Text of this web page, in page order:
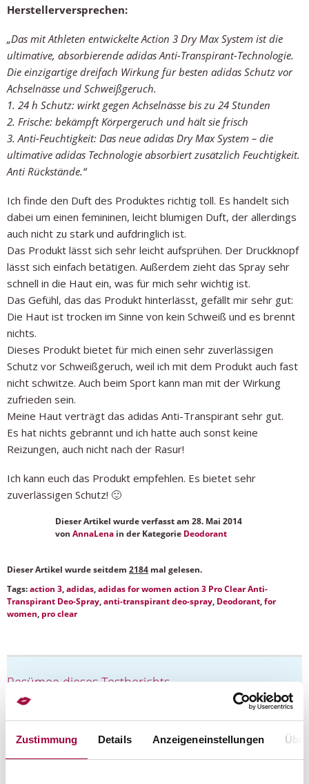
Zustimmung Details Anzeigeneinstellungen
Herstellerversprechen:
„Das mit Athleten entwickelte Action 3 Dry Max System ist die
ultimative, absorbierende adidas Anti-Transpirant-Technologie.
Die einzigartige dreifach Wirkung für besten adidas Schutz vor
Achselnässe und Schweißgeruch.
1. 24 h Schutz: wirkt gegen Achselnässe bis zu 24 Stunden
2. Frische: bekämpft Körpergeruch und hält sie frisch
3. Anti-Feuchtigkeit: Das neue adidas Dry Max System – die
ultimative adidas Technologie absorbiert zusätzlich Feuchtigkeit.
Anti Rückstände.“
Ich finde den Duft des Produktes richtig toll. Es handelt sich
dabei um einen femininen, leicht blumigen Duft, der allerdings
auch nicht zu stark und aufdringlich ist.
Das Produkt lässt sich sehr leicht aufsprühen. Der Druckknopf
lässt sich einfach betätigen. Außerdem zieht das Spray sehr
schnell in die Haut ein, was für mich sehr wichtig ist.
Das Gefühl, das das Produkt hinterlässt, gefällt mir sehr gut:
Die Haut ist trocken im Sinne von kein Schweiß und es brennt
nichts.
Dieses Produkt bietet für mich einen sehr zuverlässigen
Schutz vor Schweißgeruch, weil ich mit dem Produkt auch fast
nicht schwitze. Auch beim Sport kann man mit der Wirkung
zufrieden sein.
Meine Haut verträgt das adidas Anti-Transpirant sehr gut.
Es hat nichts gebrannt und ich hatte auch sonst keine
Reizungen, auch nicht nach der Rasur!
Ich kann euch das Produkt empfehlen. Es bietet sehr
zuverlässigen Schutz! 🙂
Dieser Artikel wurde verfasstam 28. Mai 2014
von AnnaLena in der Kategorie Deodorant
Dieser Artikel wurde seitdem 2184 mal gelesen.
Tags:action 3,adidas,adidas for women action 3 Pro Clear Anti-
Transpirant Deo-Spray,anti-transpirant deo-spray, Deodorant,for
women, pro clear
Resümee dieses Testberichts
XXXX
lässt sich sehr einfach auftragen
XXXXX
ansprechender Duft
XXXX
zieht schnell ein
XXXXO
bietet zuverlässigen Schutz vor Schweißgeruch